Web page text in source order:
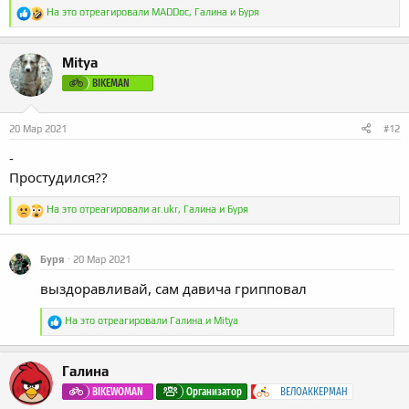
Р
а
ц
и
и
На это отреагировали MADDoc, Галина и Буря
Mitya
BIKEMAN
20 Мар 2021 #12
-
Простудился??
Р
а
ц
и
На это отреагировали ar.ukr, Галина и Буря
Буря 20 Мар 2021
выздоравливай, сам давича грипповал
Р
а
ц
и
На это отреагировали Галина и Mitya
Галина
BIKEWOMAN Организатор ВЕЛОАККЕРМАН